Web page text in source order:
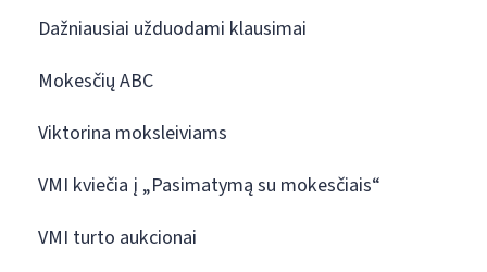
Dažniausiai užduodami klausimai
Mokesčių ABC
Viktorina moksleiviams
VMI kviečia į „Pasimatymą su mokesčiais“
VMI turto aukcionai